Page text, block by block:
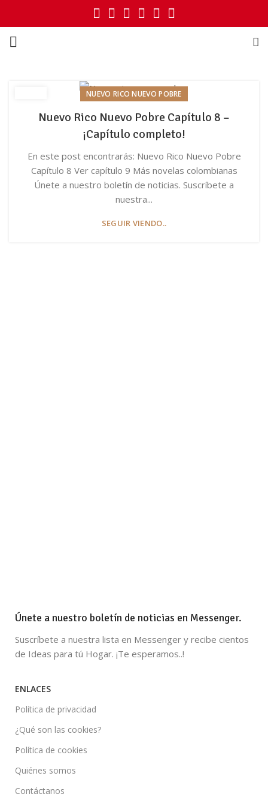
NUEVO RICO NUEVO POBRE
Nuevo Rico Nuevo Pobre Capítulo 8 –
¡Capítulo completo!
En este post encontrarás: Nuevo Rico Nuevo Pobre
Capítulo 8 Ver capítulo 9 Más novelas colombianas
Únete a nuestro boletín de noticias. Suscríbete a
nuestra...
SEGUIR VIENDO..
Únete a nuestro boletín de noticias en Messenger.
Suscríbete a nuestra lista en Messenger y recibe cientos
de Ideas para tú Hogar. ¡Te esperamos..!
ENLACES
Política de privacidad
¿Qué son las cookies?
Política de cookies
Quiénes somos
Contáctanos